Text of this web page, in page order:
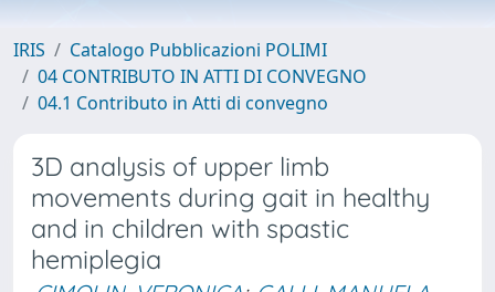
IRIS
Catalogo Pubblicazioni POLIMI
04 CONTRIBUTO IN ATTI DI CONVEGNO
04.1 Contributo in Atti di convegno
3D analysis of upper limb
movements during gait in healthy
and in children with spastic
hemiplegia